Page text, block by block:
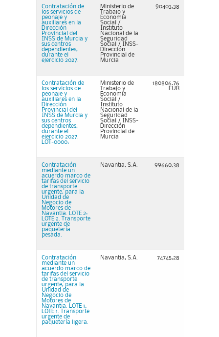
Contratación de
los servicios de
peonaje y
auxiliares en la
Dirección
Provincial del
INSS de Murcia y
sus centros
dependientes,
durante el
ejercicio 2027.
Ministerio de
Trabajo y
Economía
Social /
Instituto
Nacional de la
Seguridad
Social / INSS-
Dirección
Provincial de
Murcia
90403,38
Contratación de
los servicios de
peonaje y
auxiliares en la
Dirección
Provincial del
INSS de Murcia y
sus centros
dependientes,
durante el
ejercicio 2027.
LOT-0000:
Ministerio de
Trabajo y
Economía
Social /
Instituto
Nacional de la
Seguridad
Social / INSS-
Dirección
Provincial de
Murcia
180806,76
EUR
Contratación
mediante un
acuerdo marco de
tarifas del servicio
de transporte
urgente, para la
Unidad de
Negocio de
Motores de
Navantia. LOTE 2:
LOTE 2. Transporte
urgente de
paquetería
pesada.
Navantia, S.A. 99660,38
Contratación
mediante un
acuerdo marco de
tarifas del servicio
de transporte
urgente, para la
Unidad de
Negocio de
Motores de
Navantia. LOTE 1:
LOTE 1. Transporte
urgente de
paquetería ligera.
Navantia, S.A. 74745,28